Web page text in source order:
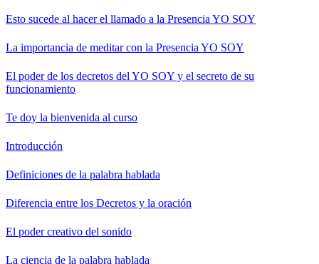
Esto sucede al hacer el llamado a la Presencia YO SOY
La importancia de meditar con la Presencia YO SOY
El poder de los decretos del YO SOY y el secreto de su
funcionamiento
Te doy la bienvenida al curso
Introducción
Definiciones de la palabra hablada
Diferencia entre los Decretos y la oración
El poder creativo del sonido
La ciencia de la palabra hablada